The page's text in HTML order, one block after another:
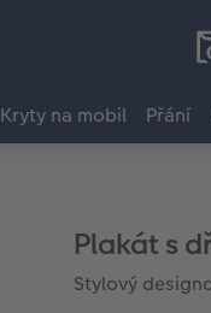
Kryty na mobil Přání
Plakát s
Stylový